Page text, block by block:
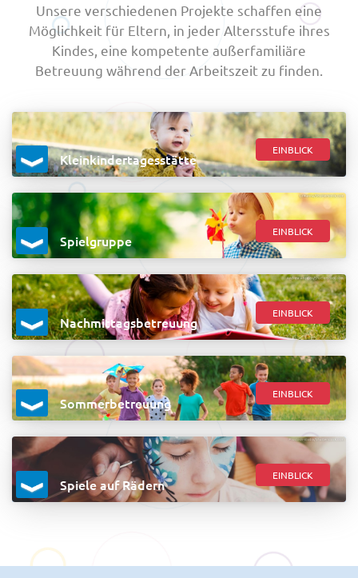
Unsere verschiedenen Projekte schaffen eine
Möglichkeit für Eltern, in jeder Altersstufe ihres
Kindes, eine kompetente außerfamiliäre
Betreuung während der Arbeitszeit zu finden.
Kleinkindertagesstätte
EINBLICK
Spielgruppe
EINBLICK
Nachmittagsbetreuung
EINBLICK
Sommerbetreuung
EINBLICK
Spiele auf Rädern
EINBLICK